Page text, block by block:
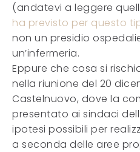
(andatevi a leggere
ha previsto per questo
non un presidio
un’infermeria.
Eppure che cosa si
nella riunione del 20
Castelnuovo, dove la
presentato ai sindaci
ipotesi possibili per
a seconda delle aree